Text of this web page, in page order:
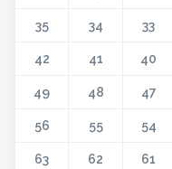
33
34
35
40
41
42
47
48
49
54
55
56
61
62
63